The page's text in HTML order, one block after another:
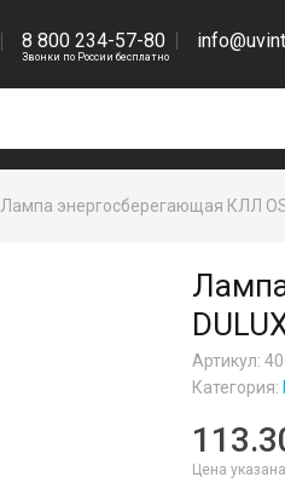
8 800 234-57-80
Звонки по России бесплатно
Лампа энергосберегающая КЛЛ
Артикул:
Категория:
Цена